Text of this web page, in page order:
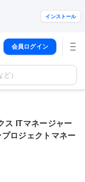
インストール
会員ログイン
）
ス ITマネージャー
ロジェクトマネー